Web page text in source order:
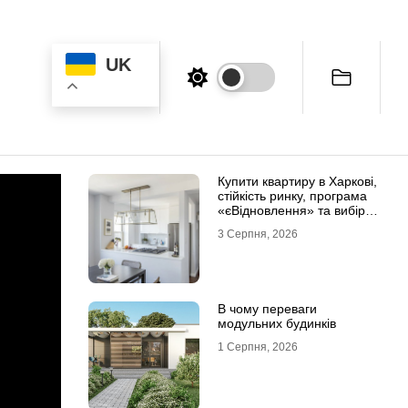
UK
Купити квартиру в Харкові,
стійкість ринку, програма
«єВідновлення» та вибір
3 Серпня, 2026
В чому переваги
модульних будинків
1 Серпня, 2026